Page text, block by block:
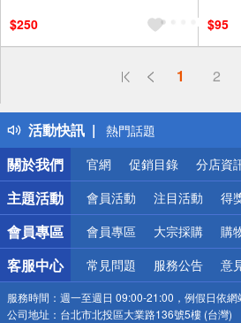
$250
$95
1 2
活動快訊
偏遠地區配送
得獎公告
熱門話題
銀行優惠
偏遠地區配送
詐騙網頁！請小心！
關於我們
官網 促銷目錄 分店資
主題活動 會員活動 注目活動 得
會員專區 會員專區 大宗採購 購
客服中心 常見問題 服務公告 意
服務時間： 週一至週日 09:00-21:00，例假日依網
公司地址： 台北市北投區大業路136號5樓 (台灣)